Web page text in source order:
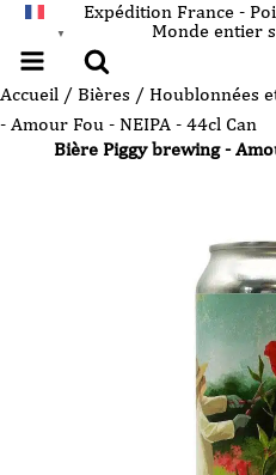
▼
Expédition France -
Monde entier
Accueil / Bières / Houblonnées
- Amour Fou - NEIPA - 44cl Can
Bière Piggy brewing -